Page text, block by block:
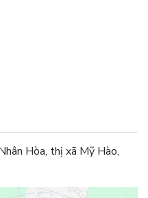
Hòa, thị xã Mỹ Hào,